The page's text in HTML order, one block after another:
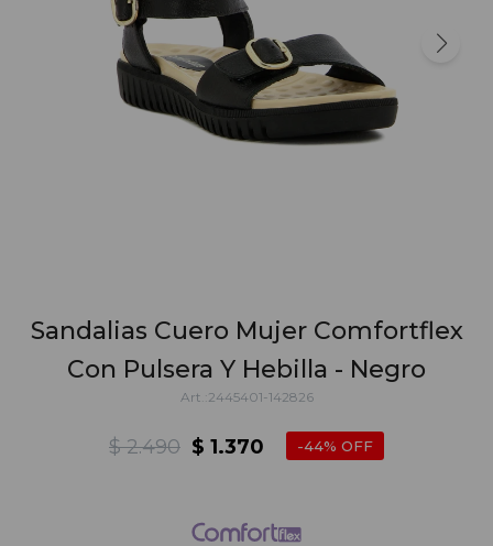
Sandalias Cuero Mujer Comfortflex
Con Pulsera Y Hebilla - Negro
2445401-142826
$ 1.370
$ 2.490 44